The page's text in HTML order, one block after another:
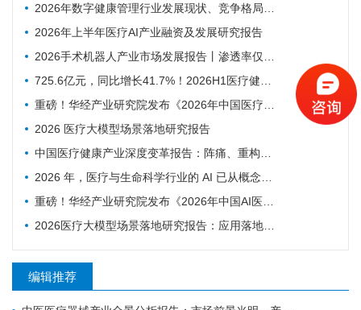
2026年数字健康管理行业发展现状、竞争格局及未来趋势分析
2026年上半年医疗AI产业融资及发展研究报告
2026手术机器人产业市场发展报告丨渗透率仅0.7% ，为什么行业还是在讲未来可期？
725.6亿元，同比增长41.7%！2026H1医疗健康投融资趋势深度分析
重磅！华经产业研究院发布《2026年中国医疗机器人行业市场深度研究报告》
2026 医疗大模型场景落地研究报告
中国医疗健康产业深度变革报告：阵痛、重构与新生
2026 年，医疗与生命科学行业的 AI 已从概念验证进入规模化应用阶段——NVIDIA发布的2026 AI in Healthcare and Life Sciences报告
重磅！华经产业研究院发布《2026年中国AI医疗行业市场深度研究报告》
2026医疗大模型场景落地研究报告：应用落地、实现商业闭环成为行业发展主旋律
编辑推荐